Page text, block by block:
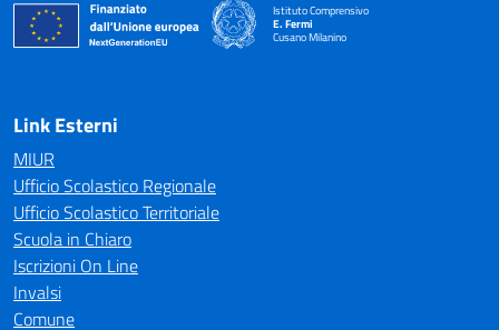
Istituto Comprensivo
E. Fermi
Cusano Milanino
Link Esterni
MIUR
Ufficio Scolastico Regionale
Ufficio Scolastico Territoriale
Scuola in Chiaro
Iscrizioni On Line
Invalsi
Comune